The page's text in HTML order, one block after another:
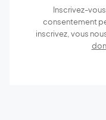
Inscrivez-
consentement
inscrivez, vous